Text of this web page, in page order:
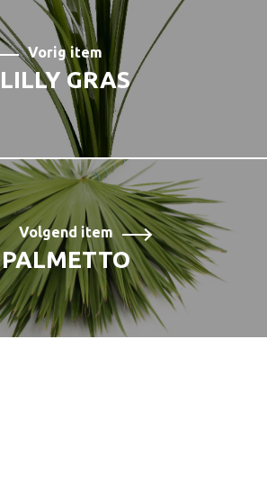
Vorig item
LILLY GRAS
Volgend item
PALMETTO